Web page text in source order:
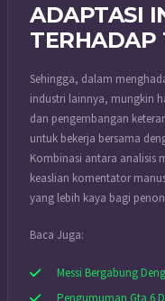
ADAPTASI
TERHADAP
Sehingga, dalam
industri lainnya, mungkin
dan pengembangan
untuk bekerja bersama
Kombinasi antara analisis
keaslian komentator
yang lebih kaya bagi
Baca Juga:
Messi Bergabung